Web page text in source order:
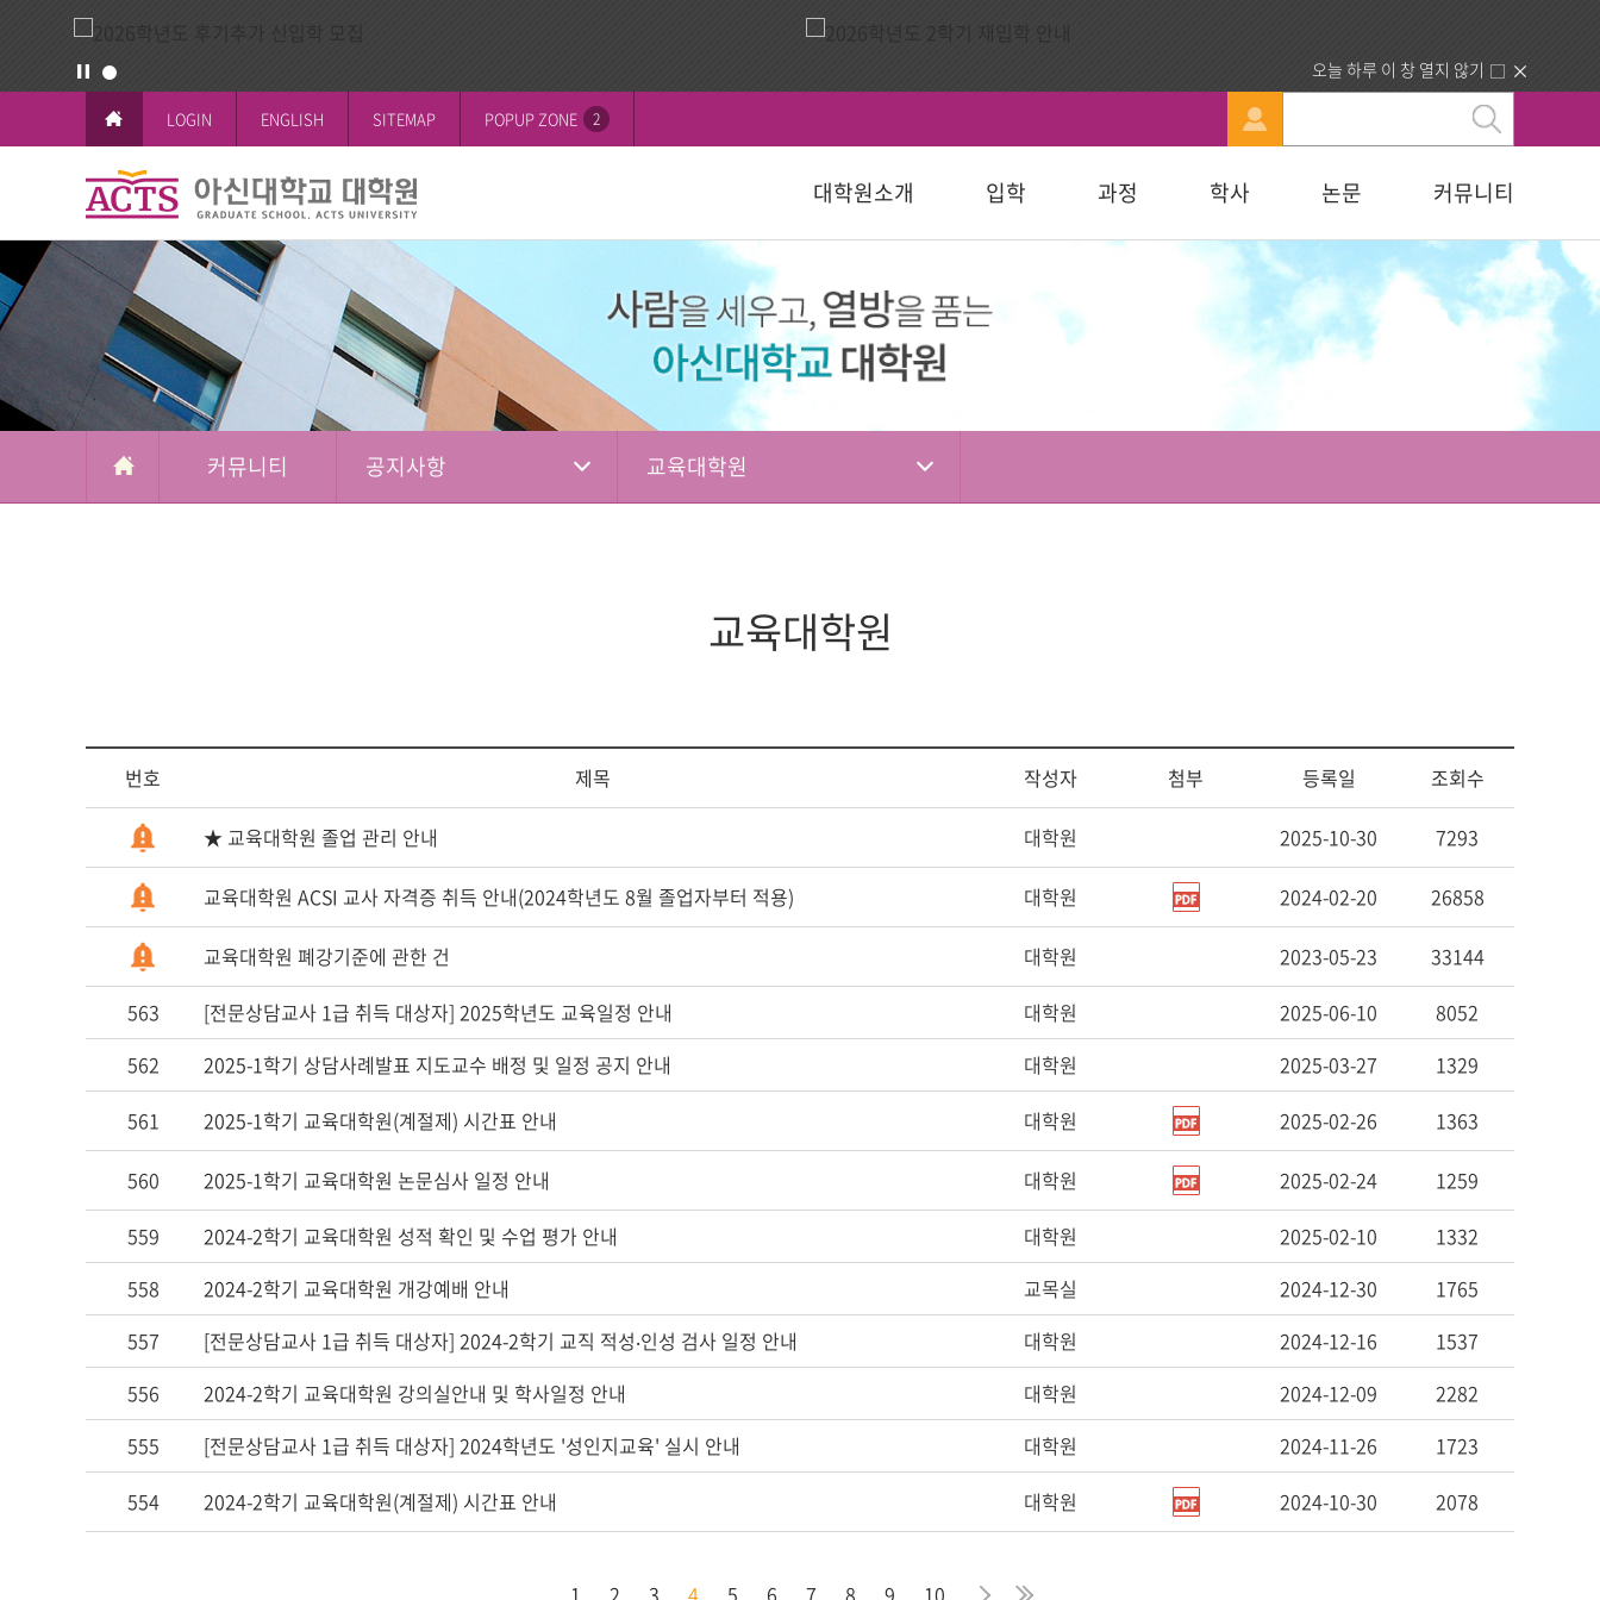
오늘 하루 이 창 열지 않기
LOGIN ENGLISH SITEMAP POPUP ZONE 2
대학원소개
교육이념과 비전
교육대학원
복지대학원
행정부서 안내
찾아오시는길
입학
공지사항 모집요강
일반대학원
신학대학원
선교대학원
교육대학원
상담대학원
다문화교육복지대학원
묻고답하기
합격자조회/고지서출력
입학원서접수
과정
일반대학원
철학박사(Ph.D.)
신학박사(Th.D.)
석박사통합과정
석사과정
신학대학원
성경강해학(Th.M.)
목회학석사
문학석사
교육대학원
교육학석사
다문화교육복지대학원
학사
학사일정 학칙 및 규정 휴·복학 안내
시험 및 성적안내 장학안내
논문
논문작성안내 논문심사일정 연구윤리자료실
커뮤니티
공지사항
전체공지
일반대학원
신학대학원
선교대학원
교육대학원
상담대학원
묻고답하기 청빙게시판
뮤
니
티
커뮤니티 공지사항 교육대학원
교육대학원
번호 제목 작성자 첨부 등록일 조회수
★ 교육대학원 졸업 관리 안내 대학원 2025-10-30 7293
교육대학원 ACSI 교사 자격증 취득 안내(2024학년도 8월 졸업자부터 적용) 대학원 2024-02-20 26858
교육대학원 폐강기준에 관한 건 대학원 2023-05-23
33144
563
[전문상담교사 1급 취득 대상자] 2025학년도 교육일정 안내 대학원 2025-06-10
8052
562
2025-1학기 상담사례발표 지도교수 배정 및 일정 공지 안내 대학원 2025-03-27
1329
561
2025-1학기 교육대학원(계절제) 시간표 안내 대학원 2025-02-26 1363
560 2025-1학기 교육대학원 논문심사 일정 안내 대학원 2025-02-24
1259
559
2024-2학기 교육대학원 성적 확인 및 수업 평가 안내 대학원 2025-02-10
1332
558
2024-2학기 교육대학원 개강예배 안내 교목실 2024-12-30
1765
557
[전문상담교사 1급 취득 대상자] 2024-2학기 교직 적성‧인성 검사 일정 안내 대학원 2024-12-16
1537
556
2024-2학기 교육대학원 강의실안내 및 학사일정 안내 대학원 2024-12-09
2282
555
[전문상담교사 1급 취득 대상자] 2024학년도 '성인지교육' 실시 안내 대학원 2024-11-26
1723
554
2024-2학기 교육대학원(계절제) 시간표 안내 대학원 2024-10-30 2078
1 2 3 4 5 6 7 8 9 10